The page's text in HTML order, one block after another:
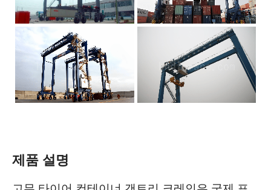
제품 설명